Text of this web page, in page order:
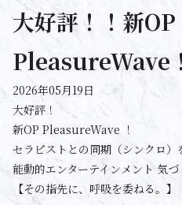
大好評！！新OP
PleasureWave！
2026年05月19日
大好評！
新OP PleasureWave ！
セラピストとの同期（シンクロ）
能動的エンターテインメント 気づ
【その指先に、呼吸を委ねる。】